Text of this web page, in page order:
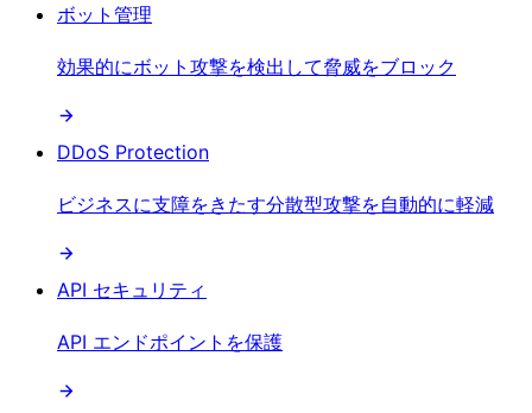
ボット管理
効果的にボット攻撃を検出して脅威をブロック
DDoS Protection
ビジネスに支障をきたす分散型攻撃を自動的に軽減
API セキュリティ
API エンドポイントを保護